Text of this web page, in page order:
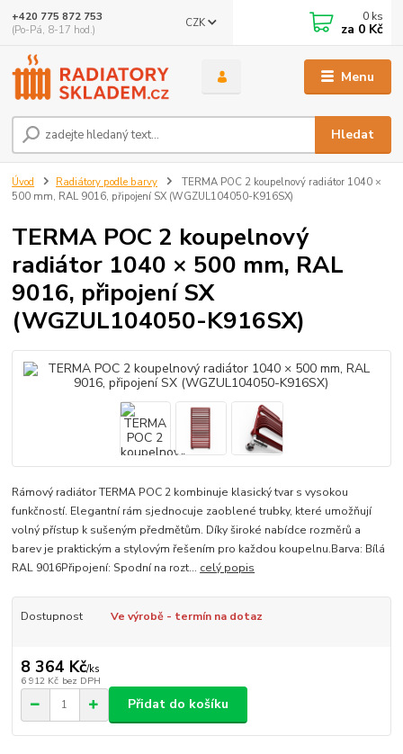
Menu
CZK
Hledat
+420 775 872 753
(Po-Pá, 8-17 hod.)
0 ks
za 0 Kč
Úvod Radiátory podle barvy
TERMA POC 2 koupelnový radiátor 1040 ×
500 mm, RAL 9016, připojení SX (WGZUL104050-K916SX)
TERMA POC 2 koupelnový
radiátor 1040 × 500 mm, RAL
9016, připojení SX
(WGZUL104050-K916SX)
Rámový radiátor TERMA POC 2 kombinuje klasický tvar s vysokou
funkčností. Elegantní rám sjednocuje zaoblené trubky, které umožňují
volný přístup k sušeným předmětům. Díky široké nabídce rozměrů a
barev je praktickým a stylovým řešením pro každou koupelnu.Barva: Bílá
RAL 9016Připojení: Spodní na rozt... celý popis
Dostupnost Ve výrobě - termín na dotaz
8 364 Kč/ks
6 912 Kč bez DPH
Přidat do košíku